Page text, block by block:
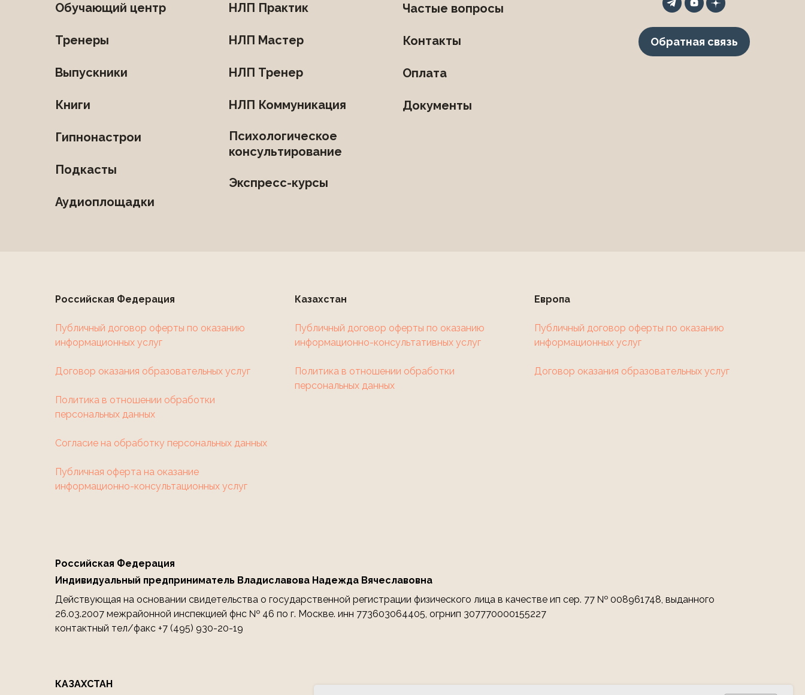
Обратная связь
Частые вопросы
Контакты
Документы
Оплата
НЛП Практик
НЛП Мастер
НЛП Тренер
НЛП Коммуникация
Экспресс-курсы
Психологическое
консультирование
Тренеры
Выпускники
Книги
Гипнонастрои
Подкасты
Аудиоплощадки
Обучающий центр
Российская Федерация
Публичный договор оферты по оказанию
информационных услуг
Договор оказания образовательных услуг
Политика в отношении обработки
персональных данных
Согласие на обработку персональных данных
Публичная оферта на оказание
информационно-консультационных услуг
Казахстан
Публичный договор оферты по оказанию
информационно-консультативных услуг
Политика в отношении обработки
персональных данных
Европа
Публичный договор оферты по оказанию
информационных услуг
Договор оказания образовательных услуг
Российская Федерация
Индивидуальный предприниматель Владиславова Надежда Вячеславовна
Действующая на основании свидетельства о государственной регистрации физического лица в качестве ип сер. 77 № 008961748, выданного
26.03.2007 межрайонной инспекцией фнс № 46 по г. Москве. инн 773603064405, огрнип 307770000155227
контактный тел/факс +7 (495) 930-20-19
КАЗАХСТАН